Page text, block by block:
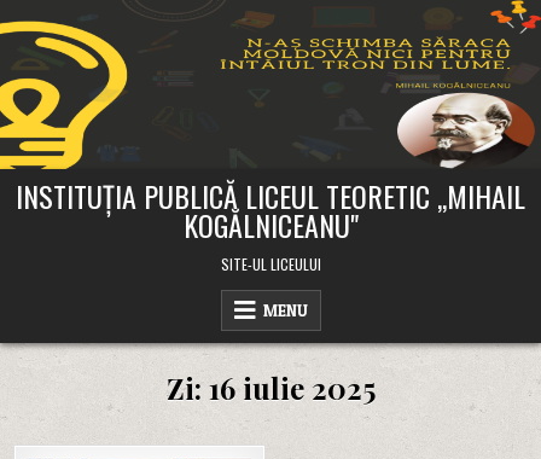
to
INSTITUȚIA PUBLICĂ LICEUL TEORETIC ,,MIHAIL
KOGĂLNICEANU"
SITE-UL LICEULUI
MENU
Zi: 16 iulie 2025